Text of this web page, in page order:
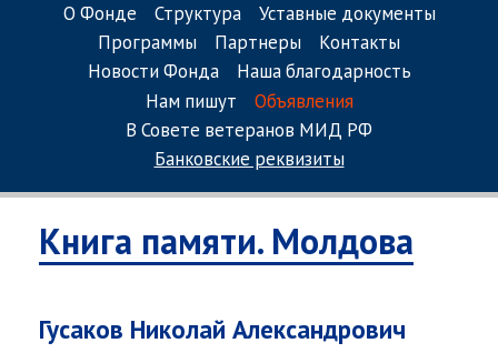
О Фонде Структура
Уставные документы
Программы
Партнеры
Контакты
Новости Фонда
Наша благодарность
Нам пишут
Объявления
В Совете ветеранов МИД РФ
Банковские реквизиты
Книга памяти. Молдова
Гусаков Николай Александрович